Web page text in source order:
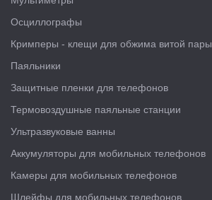
Осциллографы
Кримперы - клещи для обжима витой пары
Паяльники
Защитные пленки для телефонов
Термовоздушные паяльные станции
Ультразвуковые ванны
Аккумуляторы для мобильных телефонов
Камеры для мобильных телефонов
Шлейфы для мобильных телефонов